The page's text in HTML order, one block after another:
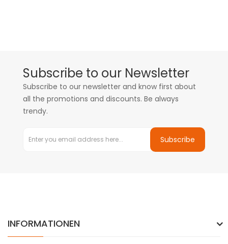
Subscribe to our Newsletter
Subscribe to our newsletter and know first about
all the promotions and discounts. Be always
trendy.
Subscribe
INFORMATIONEN